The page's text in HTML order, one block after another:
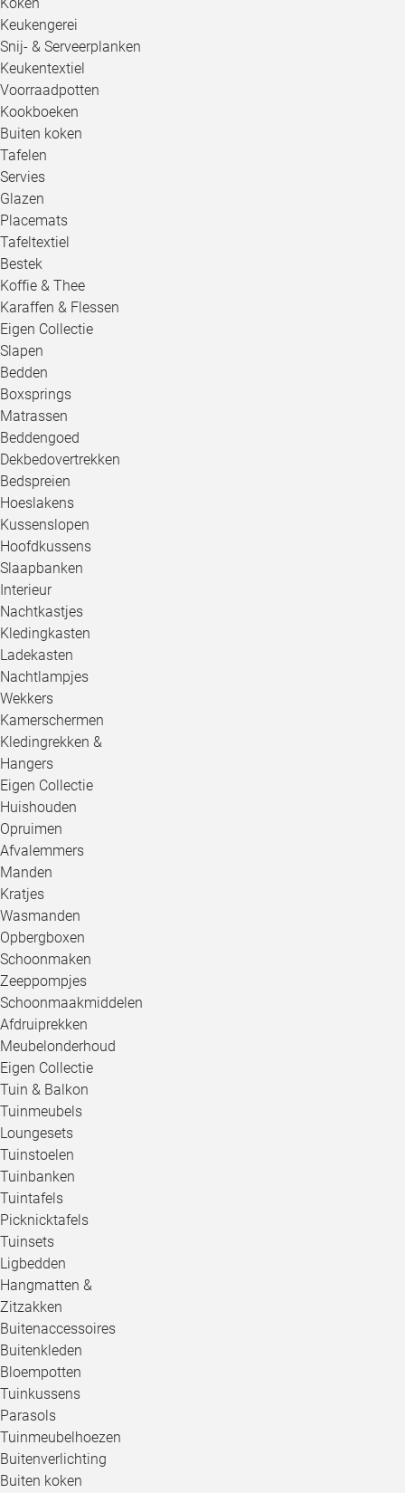
Keukengerei
Snij- & Serveerplanken
Keukentextiel
Voorraadpotten
Kookboeken
Buiten koken
Tafelen
Servies
Glazen
Placemats
Tafeltextiel
Bestek
Koffie & Thee
Karaffen & Flessen
Eigen Collectie
Slapen
Bedden
Boxsprings
Matrassen
Beddengoed
Dekbedovertrekken
Bedspreien
Hoeslakens
Kussenslopen
Hoofdkussens
Slaapbanken
Interieur
Nachtkastjes
Kledingkasten
Ladekasten
Nachtlampjes
Wekkers
Kamerschermen
Kledingrekken &
Hangers
Eigen Collectie
Huishouden
Opruimen
Afvalemmers
Manden
Kratjes
Wasmanden
Opbergboxen
Schoonmaken
Zeeppompjes
Schoonmaakmiddelen
Afdruiprekken
Meubelonderhoud
Eigen Collectie
Tuin & Balkon
Tuinmeubels
Loungesets
Tuinstoelen
Tuinbanken
Tuintafels
Picknicktafels
Tuinsets
Ligbedden
Hangmatten &
Zitzakken
Buitenaccessoires
Buitenkleden
Bloempotten
Tuinkussens
Parasols
Tuinmeubelhoezen
Buitenverlichting
Buiten koken